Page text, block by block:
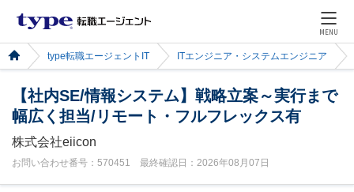
MENU
type転職エージェントIT ITエンジニア・システムエンジニア
【社内SE/情報システム】戦略立案～実行まで
幅広く担当/リモート・フルフレックス有
株式会社eiicon
お問い合わせ番号：570451 最終確認日：2026年08月07日